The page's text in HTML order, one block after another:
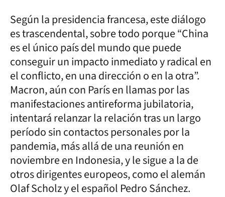
Según la presidencia francesa, este diálogo
es trascendental, sobre todo porque “China
es el único país del mundo que puede
conseguir un impacto inmediato y radical en
el conflicto, en una dirección o en la otra”.
Macron, aún con París en llamas por las
manifestaciones antireforma jubilatoria,
intentará relanzar la relación tras un largo
período sin contactos personales por la
pandemia, más allá de una reunión en
noviembre en Indonesia, y le sigue a la de
otros dirigentes europeos, como el alemán
Olaf Scholz y el español Pedro Sánchez.